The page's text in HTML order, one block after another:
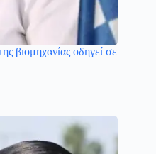
βιομηχανίας οδηγεί σε